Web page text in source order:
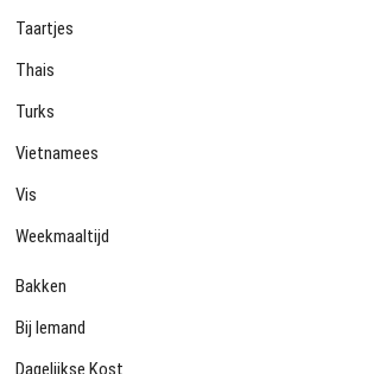
Taartjes
Thais
Turks
Vietnamees
Vis
Weekmaaltijd
Bakken
Bij Iemand
Dagelijkse Kost